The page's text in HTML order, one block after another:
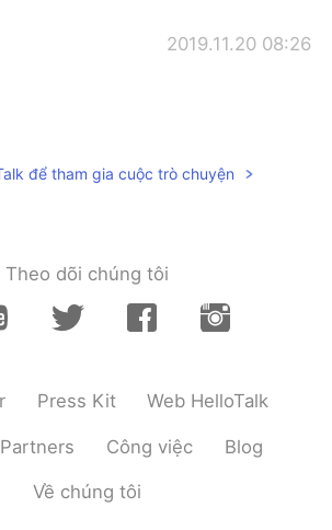
2019.11.20 08:26
để tham gia cuộc trò chuyện
Theo dõi chúng tôi
Press Kit Web HelloTalk
Công việc Blog
Về chúng tôi